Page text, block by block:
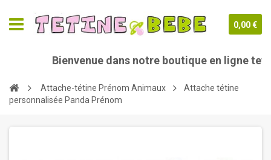
0,00 €
Bienvenue dans notre boutique en ligne
Attache-tétine Prénom Animaux
Attache tétine
personnalisée Panda Prénom